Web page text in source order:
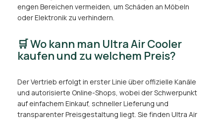
engen Bereichen vermeiden, um Schäden an Möbeln
oder Elektronik zu verhindern.
🛒 Wo kann man Ultra Air Cooler
kaufen und zu welchem Preis?
Der Vertrieb erfolgt in erster Linie über offizielle Kanäle
und autorisierte Online-Shops, wobei der Schwerpunkt
auf einfachem Einkauf, schneller Lieferung und
transparenter Preisgestaltung liegt. Sie finden Ultra Air